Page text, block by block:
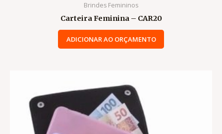
Brindes Femininos
Carteira Feminina – CAR20
ADICIONAR AO ORÇAMENTO